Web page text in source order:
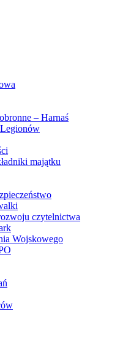
– Harnaś
majątku
czytelnictwa
Wojskowego